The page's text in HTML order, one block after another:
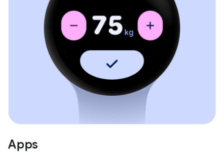
Apps